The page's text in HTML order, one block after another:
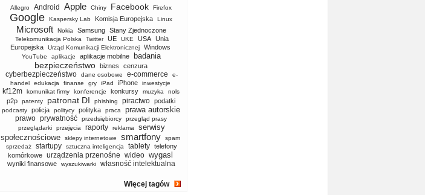
Allegro Android Apple Chiny Facebook Firefox
Google Kaspersky Lab Komisja Europejska Linux
Microsoft Nokia Samsung Stany Zjednoczone
Telekomunikacja Polska Twitter UE UKE USA
Unia
Europejska
Urząd Komunikacji Elektronicznej Windows
YouTube aplikacje aplikacje mobilne badania
bezpieczeństwo biznes cenzura
cyberbezpieczeństwo dane osobowe e-commerce
e-
handel
edukacja finanse gry iPad iPhone inwestycje
kf12m komunikat firmy konferencje konkursy muzyka nols
p2p patenty patronat DI phishing piractwo podatki
podcasty policja politycy polityka praca prawa autorskie
prawo prywatność przedsiębiorcy
przegląd prasy
przeglądarki
przejęcia raporty reklama
serwisy
społecznościowe
sklepy internetowe smartfony
spam
sprzedaż
startupy sztuczna inteligencja tablety telefony
komórkowe urządzenia przenośne wideo wygasl
wyniki finansowe wyszukiwarki własność intelektualna
Więcej tagów